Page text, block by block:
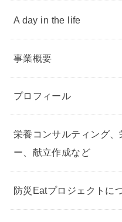
A day in the life
事業概要
プロフィール
栄養コンサルティング
ー、献立作成など
防災Eatプロジェクトに